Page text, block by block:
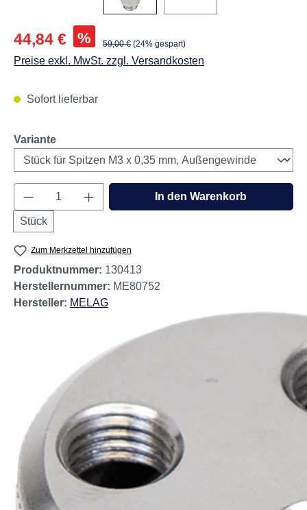
Verkaufspreis:
44,84 € % Regulärer Preis:
59,00 € (24% gespart)
Preise exkl. MwSt. zzgl. Versandkosten
Sofort lieferbar
Varianteauswählen
Produkt Anzahl: Gib den gewünschten
Stück
In den Warenkorb
Zum Merkzettel hinzufügen
Produktnummer: 130413
Herstellernummer: ME80752
Hersteller: MELAG